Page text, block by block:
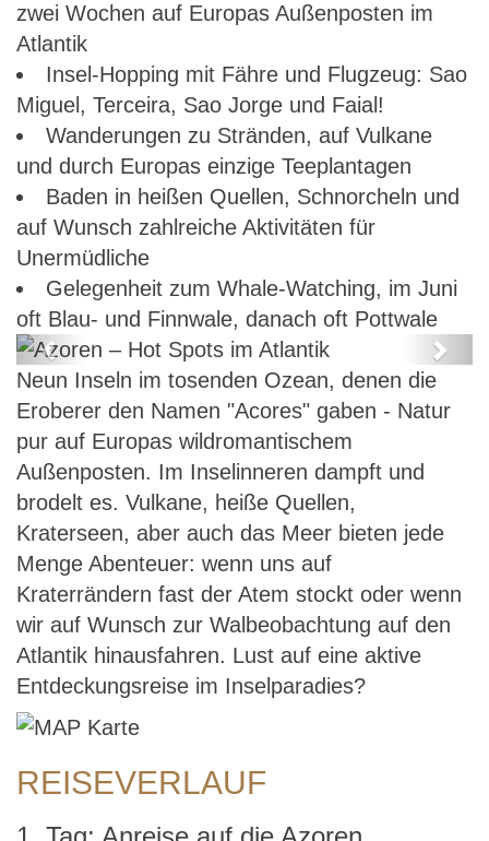
zwei Wochen auf Europas Außenposten im
Atlantik
Insel-Hopping mit Fähre und Flugzeug: Sao
Miguel, Terceira, Sao Jorge und Faial!
Wanderungen zu Stränden, auf Vulkane
und durch Europas einzige Teeplantagen
Baden in heißen Quellen, Schnorcheln und
auf Wunsch zahlreiche Aktivitäten für
Unermüdliche
Gelegenheit zum Whale-Watching, im Juni
oft Blau- und Finnwale, danach oft Pottwale
Azoren – Hot Spots im Atlantik
Previous
Next
Neun Inseln im tosenden Ozean, denen die
Eroberer den Namen "Acores" gaben - Natur
pur auf Europas wildromantischem
Außenposten. Im Inselinneren dampft und
brodelt es. Vulkane, heiße Quellen,
Kraterseen, aber auch das Meer bieten jede
Menge Abenteuer: wenn uns auf
Kraterrändern fast der Atem stockt oder wenn
wir auf Wunsch zur Walbeobachtung auf den
Atlantik hinausfahren. Lust auf eine aktive
Entdeckungsreise im Inselparadies?
REISEVERLAUF